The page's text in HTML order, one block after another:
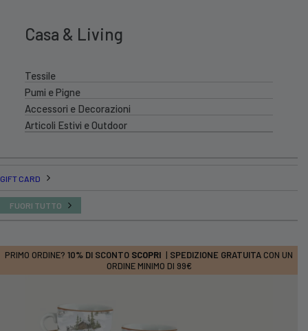
Casa & Living
Tessile
Pumi e Pigne
Accessori e Decorazioni
Articoli Estivi e Outdoor
GIFT CARD
FUORI TUTTO
PRIMO ORDINE? 10% DI SCONTO SCOPRI | SPEDIZIONE GRATUITA CON UN
ORDINE MINIMO DI 99€